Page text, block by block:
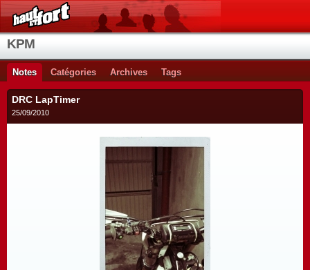
KPM
Notes Catégories Archives Tags
DRC LapTimer
25/09/2010